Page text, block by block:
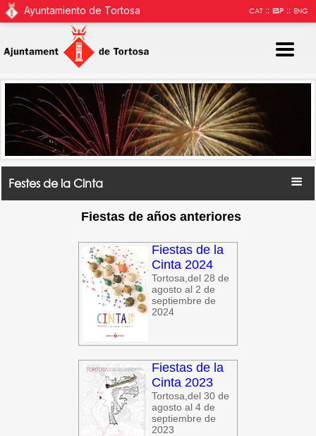
Ayuntamiento de Tortosa CAT::ESP ::ENG
Festes de la Cinta
Fiestas de años anteriores
Fiestas de la
Cinta 2024
Tortosa,del 28 de
agosto al 2 de
septiembre de
2024
Fiestas de la
Cinta 2023
Tortosa,del 30 de
agosto al 4 de
septiembre de
2023